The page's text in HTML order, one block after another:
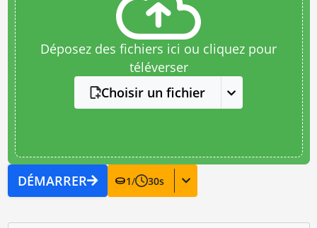
Déposez des fichiers ici ou cliquez pour
téléverser
Choisir un fichier
DÉMARRER 1/ 30s